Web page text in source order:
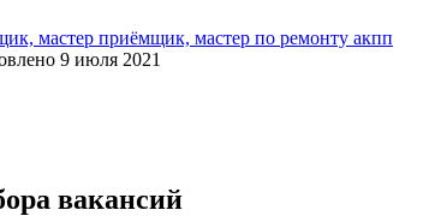
мастер приёмщик, мастер по ремонту акпп
9 июля 2021
вакансий